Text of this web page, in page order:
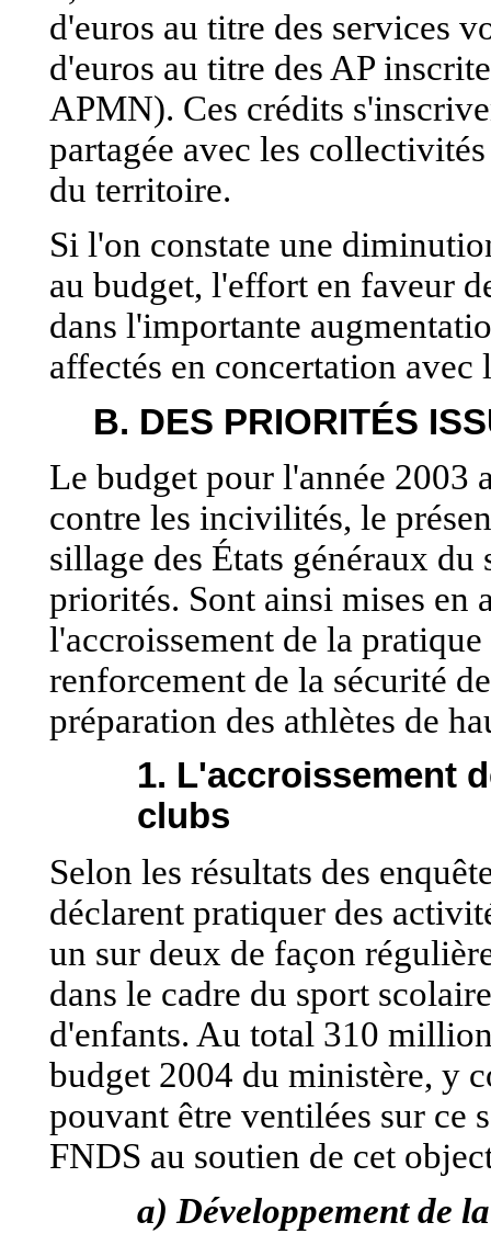
d'euros au titre des services
d'euros au titre des AP
APMN). Ces crédits
partagée avec les
du territoire.
Si l'on constate une
au budget, l'effort en faveur
dans l'importante
affectés en concertation
B. DES PRIORITÉS
Le budget pour l'année 2003
contre les incivilités, le
sillage des États généraux
priorités. Sont ainsi mises en
l'accroissement de la
renforcement de la sécurité
préparation des athlètes de
1. L'accroissement
clubs
Selon les résultats des
déclarent pratiquer des
un sur deux de façon
dans le cadre du sport
d'enfants. Au total 310
budget 2004 du ministère, y
pouvant être ventilées sur ce
FNDS au soutien de cet
a) Développement de